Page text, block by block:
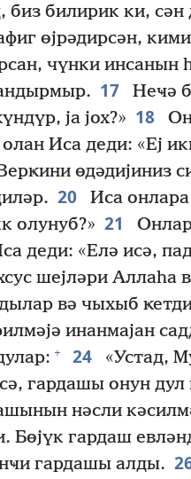
биз билирик ки,
өјрәдирсән,
чүнки инсанын
17 Неҹә
ја јох?» 18
Иса деди: «Еј
өдәдијиниз
20
Иса
олунуб?» 21
деди: «Елә исә,
шејләри Аллаһа
вә чыхыб
инанмајан
+ 24
«Устад,
гардашы онун
нәсли
Бөјүк гардаш
гардашы алды.